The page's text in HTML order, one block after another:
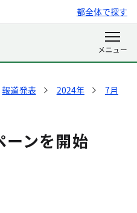
都全体で探す
報道発表 2024年
7月
ーンを開始